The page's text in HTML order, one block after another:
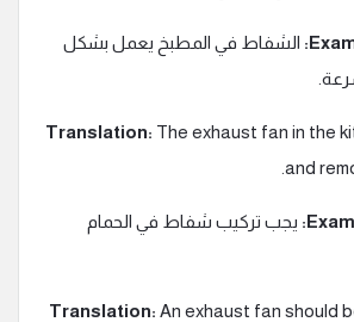
الشفاط في المطبخ يعمل بشكل
Translation: The exhaust fan in the
and
يجب تركيب شفاط في الحمام
Translation: An exhaust fan should